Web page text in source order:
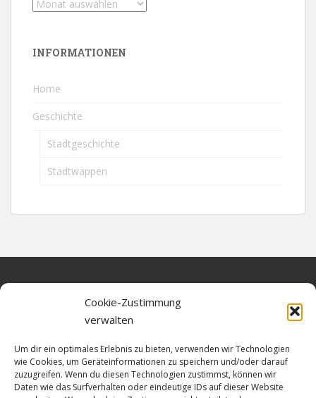
Cookie-Zustimmung
verwalten
Um dir ein optimales Erlebnis zu bieten, verwenden wir Technologien
wie Cookies, um Geräteinformationen zu speichern und/oder darauf
zuzugreifen. Wenn du diesen Technologien zustimmst, können wir
Daten wie das Surfverhalten oder eindeutige IDs auf dieser Website
INFORMATIONEN
Home
Geschichte
Stadtgeschichte
Stadtwappen
Datenschutz
Cookie-Richtlinie (EU)